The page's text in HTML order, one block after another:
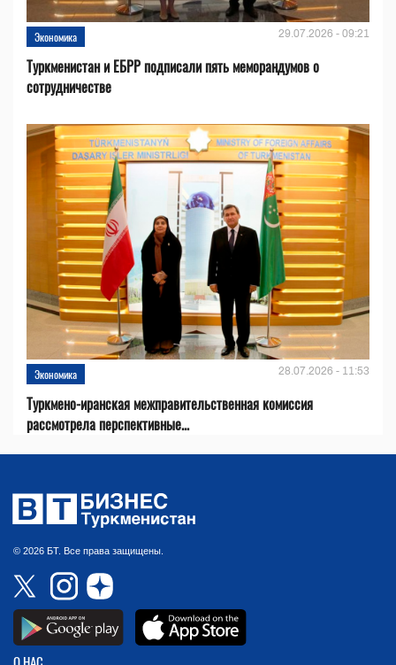
Экономика 29.07.2026 - 09:21
Туркменистан и ЕБРР подписали пять меморандумов о
сотрудничестве
Экономика 28.07.2026 - 11:53
Туркмено-иранская межправительственная комиссия
рассмотрела перспективные...
© 2026 БТ. Все права защищены.
О НАС